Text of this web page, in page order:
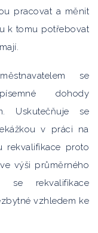
pracovat a měnit
k tomu potřebovat
se
dohody
Uskutečňuje se
v práci na
rekvalifikace proto
výši průměrného
se rekvalifikace
vzhledem ke